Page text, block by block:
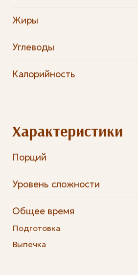
Жиры
Углеводы
Калорийность
Характеристики
Порций
Уровень сложности
Общее время
Подготовка
Выпечка